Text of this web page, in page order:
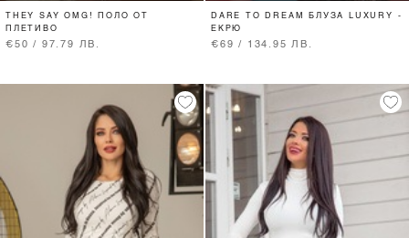
THEY SAY OMG! ПОЛО ОТ
ПЛЕТИВО
€50 / 97.79 ЛВ.
DARE TO DREAM БЛУЗА LUXURY -
ЕКРЮ
€69 / 134.95 ЛВ.